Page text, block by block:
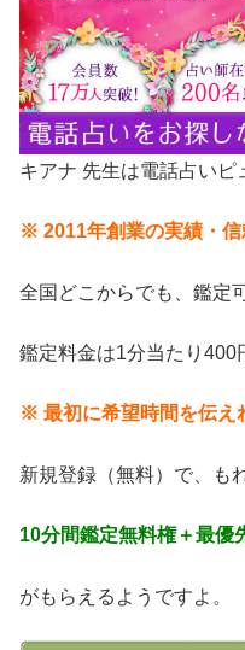
キアナ 先生は電話占いピ
※ 2011年創業の実績・
全国どこからでも、鑑定
鑑定料金は1分当たり400
※ 最初に希望時間を伝え
新規登録（無料）で、も
10分間鑑定無料権＋最優
がもらえるようですよ。